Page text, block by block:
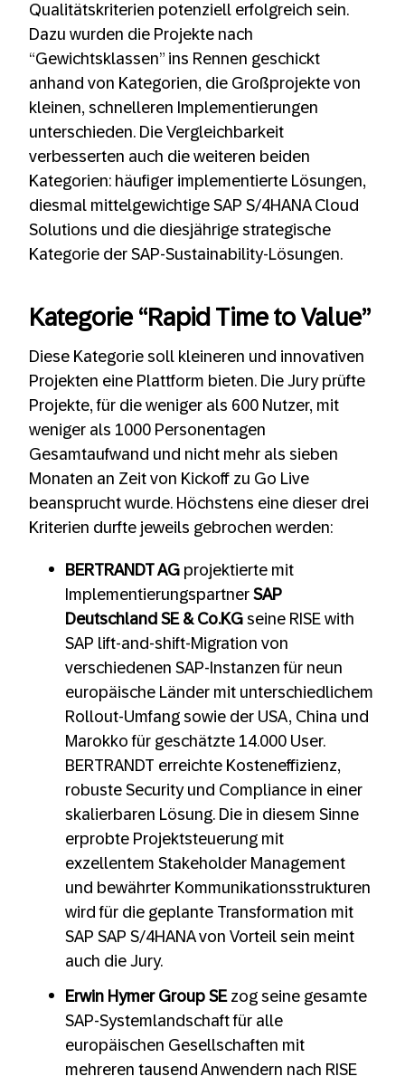
Qualitätskriterien potenziell erfolgreich sein.
Dazu wurden die Projekte nach
“Gewichtsklassen” ins Rennen geschickt
anhand von Kategorien, die Großprojekte von
kleinen, schnelleren Implementierungen
unterschieden. Die Vergleichbarkeit
verbesserten auch die weiteren beiden
Kategorien: häufiger implementierte Lösungen,
diesmal mittelgewichtige SAP S/4HANA Cloud
Solutions und die diesjährige strategische
Kategorie der SAP-Sustainability-Lösungen.
Kategorie “Rapid Time to Value”
Diese Kategorie soll kleineren und innovativen
Projekten eine Plattform bieten. Die Jury prüfte
Projekte, für die weniger als 600 Nutzer, mit
weniger als 1000 Personentagen
Gesamtaufwand und nicht mehr als sieben
Monaten an Zeit von Kickoff zu Go Live
beansprucht wurde. Höchstens eine dieser drei
Kriterien durfte jeweils gebrochen werden:
BERTRANDT AG projektierte mit
Implementierungspartner SAP
Deutschland SE & Co.KG seine RISE with
SAP lift-and-shift-Migration von
verschiedenen SAP-Instanzen für neun
europäische Länder mit unterschiedlichem
Rollout-Umfang sowie der USA, China und
Marokko für geschätzte 14.000 User.
BERTRANDT erreichte Kosteneffizienz,
robuste Security und Compliance in einer
skalierbaren Lösung. Die in diesem Sinne
erprobte Projektsteuerung mit
exzellentem Stakeholder Management
und bewährter Kommunikationsstrukturen
wird für die geplante Transformation mit
SAP SAP S/4HANA von Vorteil sein meint
auch die Jury.
Erwin Hymer Group SEzog seine gesamte
SAP-Systemlandschaft für alle
europäischen Gesellschaften mit
mehreren tausend Anwendern nach RISE